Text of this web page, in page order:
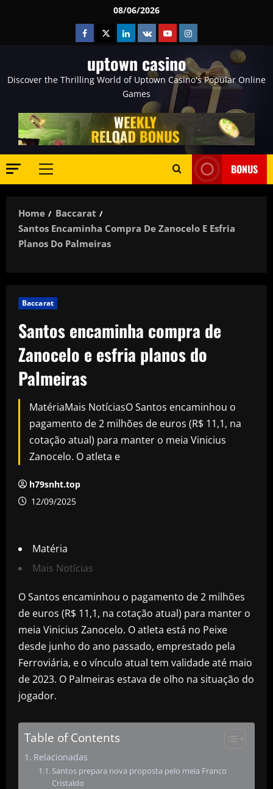
08/06/2026
Facebook
TwitterLinkedin
VK YoutubeInstagram
uptown casino
Discover the Thrilling World of Uptown Casino's Popular Online
Games
Primary
BONUS
Home
Baccarat
Santos Encaminha Compra De Zanocelo E Esfria
Planos Do Palmeiras
Baccarat
Santos encaminha compra de
Zanocelo e esfria planos do
Palmeiras
MatériaMais NotíciasO Santos encaminhou o
pagamento de 2 milhões de euros (R$ 11,1, na
cotação atual) para manter o meia Vinicius
Zanocelo. O atleta e
h79snht.top
12/09/2025
Matéria
Mais Notícias
O Santos encaminhou o pagamento de 2 milhões
de euros (R$ 11,1, na cotação atual) para manter o
meia Vinicius Zanocelo. O atleta está no Peixe
desde junho do ano passado, emprestado pela
Ferroviária, e o vínculo atual tem validade até maio
de 2023. O Palmeiras estava de olho na situação do
jogador.
Table of Contents
Relacionadas
Santos prepara nova proposta pelo meia Franco
Cristaldo